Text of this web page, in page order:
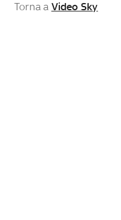
Torna a Video Sky